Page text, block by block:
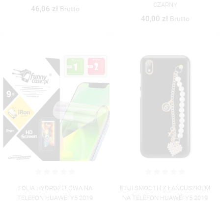
46,06 zł Brutto
CZARNY
40,00 zł Brutto
FOLIA HYDROŻELOWA NA
TELEFON HUAWEI Y5 2019
ETUI SMOOTH Z ŁAŃCUSZKIEM
NA TELEFON HUAWEI Y5 2019